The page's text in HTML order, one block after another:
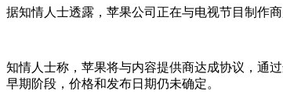
据知情人士透露，苹果公司正在与电视节目制作
知情人士称，苹果将与内容提供商达成协议，通
早期阶段，价格和发布日期仍未确定。